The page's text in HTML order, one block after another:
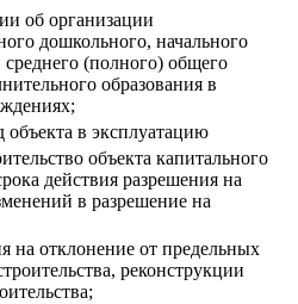
об организации
дошкольного, начального
(полного) общего
образования в
в эксплуатацию
объекта капитального
действия разрешения на
в разрешение на
на отклонение от предельных
реконструкции